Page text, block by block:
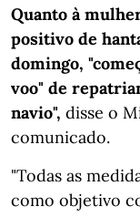
Quanto à
positivo de
domingo,
voo" de
navio", disse o
comunicado.
"Todas as
como objetivo